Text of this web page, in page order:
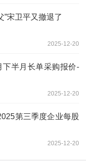
”宋卫平又撤退了
2025-12-20
下半月长单采购报价-
2025-12-20
第三季度企业每股
2025-12-20